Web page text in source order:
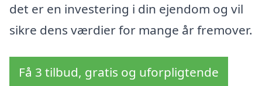
det er en investering i din ejendom og vil
sikre dens værdier for mange år fremover.
Få 3 tilbud, gratis og uforpligtende